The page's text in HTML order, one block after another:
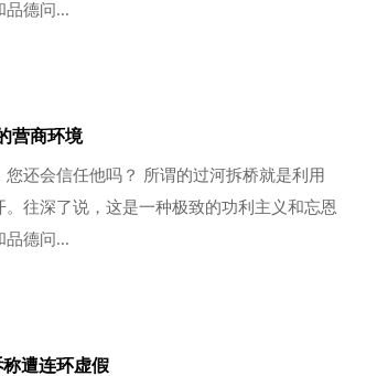
品德问...
营商环境
还会信任他吗？ 所谓的过河拆桥就是利用
往深了说，这是一种极致的功利主义和忘恩
品德问...
遭连环虚假